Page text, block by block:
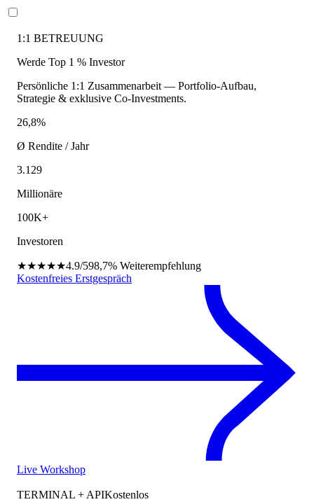
1:1 BETREUUNG
Werde Top 1 % Investor
Persönliche 1:1 Zusammenarbeit — Portfolio-Aufbau,
Strategie & exklusive Co-Investments.
26,8%
Ø Rendite / Jahr
3.129
Millionäre
100K+
Investoren
★★★★★4.9/598,7% Weiterempfehlung
Kostenfreies Erstgespräch
Live Workshop
TERMINAL + APIKostenlos